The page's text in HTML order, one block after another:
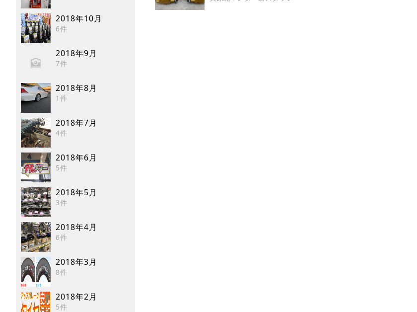
2018年10月
6件
2018年9月
7件
2018年8月
1件
2018年7月
4件
2018年6月
5件
2018年5月
3件
2018年4月
6件
2018年3月
8件
2018年2月
5件